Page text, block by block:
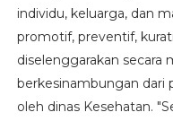
individu, keluarga, dan
promotif, preventif,
diselenggarakan secara
berkesinambungan dari
oleh dinas Kesehatan.